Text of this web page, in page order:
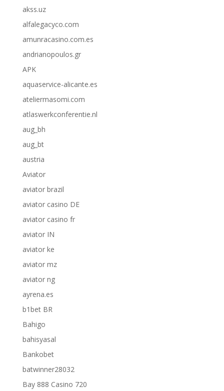
akss.uz
alfalegacyco.com
amunracasino.com.es
andrianopoulos.gr
APK
aquaservice-alicante.es
ateliermasomi.com
atlaswerkconferentie.nl
aug_bh
aug_bt
austria
Aviator
aviator brazil
aviator casino DE
aviator casino fr
aviator IN
aviator ke
aviator mz
aviator ng
ayrena.es
b1bet BR
Bahigo
bahisyasal
Bankobet
batwinner28032
Bay 888 Casino 720